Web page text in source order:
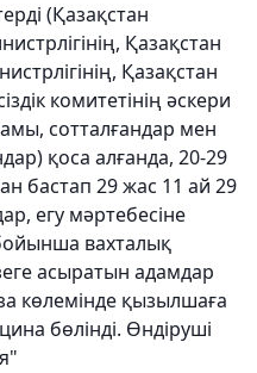
(Қазақстан
Қазақстан
Қазақстан
комитетінің әскери
сотталғандар мен
қоса алғанда, 20-29
бастап 29 жас 11 ай 29
егу мәртебесіне
вахталық
асыратын адамдар
көлемінде қызылшаға
бөлінді. Өндіруші